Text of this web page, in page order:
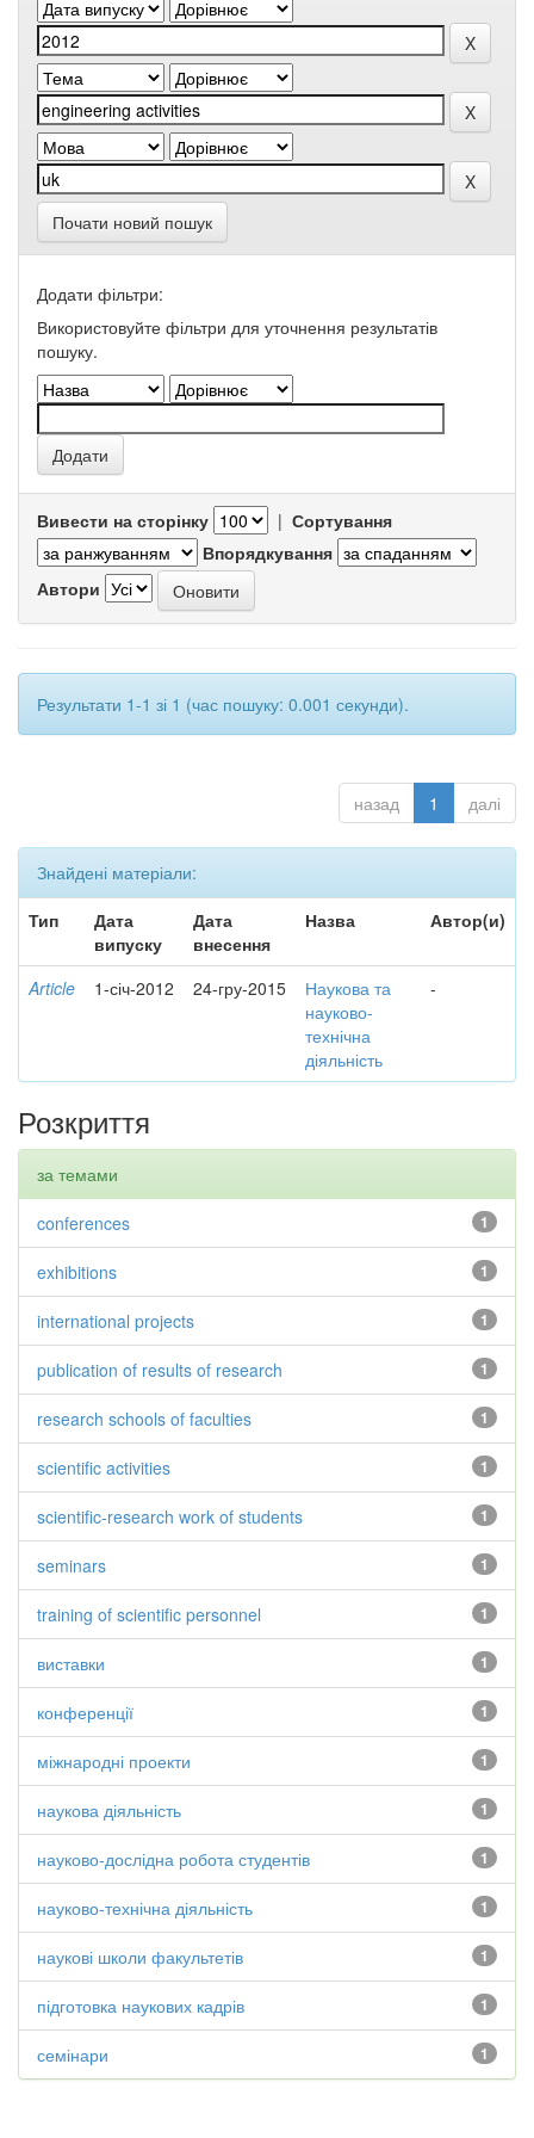
Почати новий пошук
Додати фільтри:
Використовуйте фільтри для уточнення результатів
пошуку.
Вивести на сторінку | Сортування
Впорядкування
Автори
Результати 1-1 зі 1 (час пошуку: 0.001 секунди).
назад 1 далі
Знайдені матеріали:
Тип
Дата
випуску
Дата
внесення
Назва Автор(и)
Article 1-січ-2012 24-гру-2015
Наукова та
науково-
технічна
діяльність
-
Розкриття
за темами
1
conferences
1
exhibitions
1
international projects
1
publication of results of research
1
research schools of faculties
1
scientific activities
1
scientific-research work of students
1
seminars
1
training of scientific personnel
1
виставки
1
конференції
1
міжнародні проекти
1
наукова діяльність
1
науково-дослідна робота студентів
1
науково-технічна діяльність
1
наукові школи факультетів
1
підготовка наукових кадрів
1
семінари